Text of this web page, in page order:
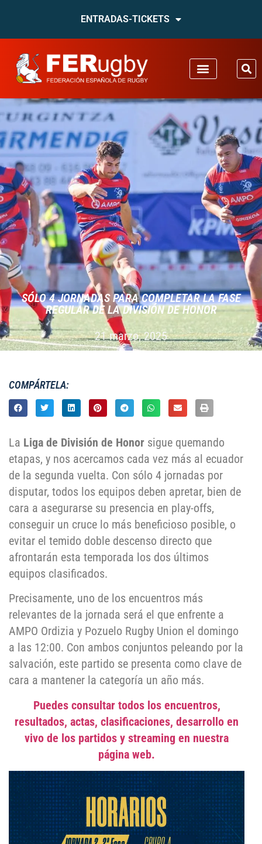
ENTRADAS-TICKETS
SÓLO 4 JORNADAS PARA COMPLETAR LA FASE
REGULAR DE LA DIVISIÓN DE HONOR
21 marzo, 2025
COMPÁRTELA:
La Liga de División de Honor sigue quemando
etapas, y nos acercamos cada vez más al ecuador
de la segunda vuelta. Con sólo 4 jornadas por
disputar, todos los equipos deben apretar, bien de
cara a asegurarse su presencia en play-offs,
conseguir un cruce lo más beneficioso posible, o
evitar el temido doble descenso directo que
afrontarán esta temporada los dos últimos
equipos clasificados.
Precisamente, uno de los encuentros más
relevantes de la jornada será el que enfrente a
AMPO Ordizia y Pozuelo Rugby Union el domingo
a las 12:00. Con ambos conjuntos peleando por la
salvación, este partido se presenta como clave de
cara a mantener la categoría un año más.
Puedes consultar todos los encuentros,
resultados, actas, clasificaciones, desarrollo en
vivo de los partidos y streaming en nuestra
página web.